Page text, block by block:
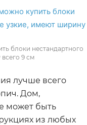
блоки нестандартного
9 см
лучше всего
Дом,
может быть
из любых